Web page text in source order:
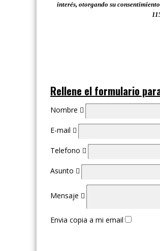
interés, otorgando su
Rellene el formulario
Nombre
E-mail
Telefono
Asunto
Mensaje
Envia copia a mi email